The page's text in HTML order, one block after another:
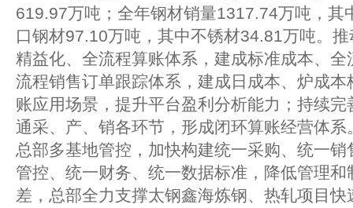
619.97万吨；全年钢材销量1317.74万吨，其
口钢材97.10万吨，其中不锈材34.81万吨。
精益化、全流程算账体系，建成标准成本、
流程销售订单跟踪体系，建成日成本、炉成
账应用场景，提升平台盈利分析能力；持续
通采、产、销各环节，形成闭环算账经营体
总部多基地管控，加快构建统一采购、统一
管控、统一财务、统一数据标准，降低管理
差，总部全力支撑太钢鑫海炼钢、热轧项目